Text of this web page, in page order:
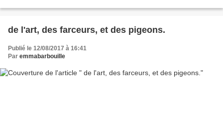
de l'art, des farceurs, et des pigeons.
Publié le 12/08/2017 à 16:41
Par emmabarbouille